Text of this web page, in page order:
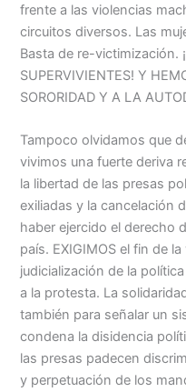
frente a las violencias
circuitos diversos. Las
Basta de re-victimización.
SUPERVIVIENTES! Y
SORORIDAD Y A LA
Tampoco olvidamos que
vivimos una fuerte deriva
la libertad de las presas
exiliadas y la cancelación
haber ejercido el derecho
país. EXIGIMOS el fin de
judicialización de la
a la protesta. La
también para señalar un
condena la disidencia
las presas padecen
y perpetuación de los